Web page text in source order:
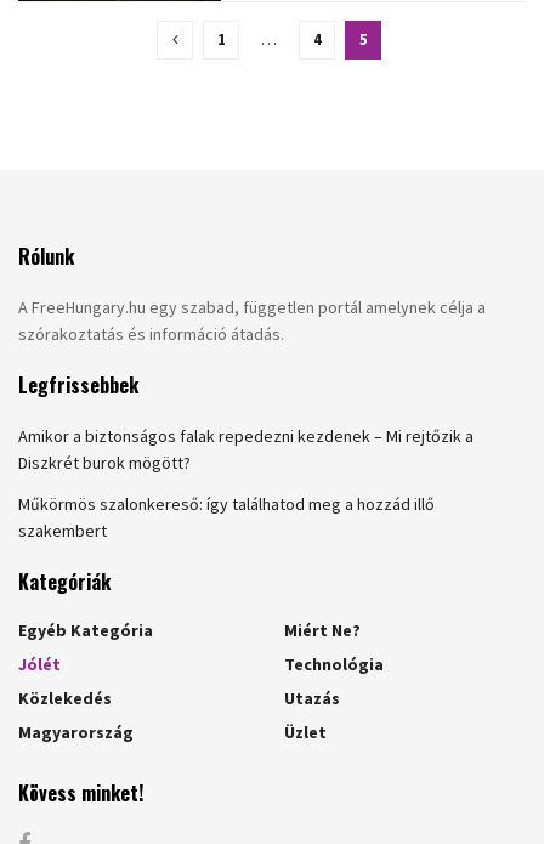
1 … 4 5
Rólunk
A FreeHungary.hu egy szabad, független portál amelynek célja a
szórakoztatás és információ átadás.
Legfrissebbek
Amikor a biztonságos falak repedezni kezdenek – Mi rejtőzik a
Diszkrét burok mögött?
Műkörmös szalonkereső: így találhatod meg a hozzád illő
szakembert
Kategóriák
Egyéb Kategória
Jólét
Közlekedés
Magyarország
Miért Ne?
Technológia
Utazás
Üzlet
Kövess minket!